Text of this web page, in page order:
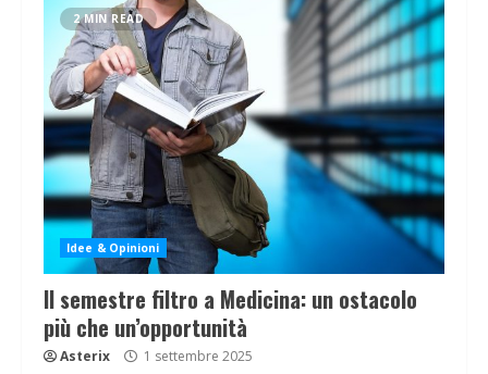
2 MIN READ
Idee & Opinioni
Il semestre filtro a Medicina: un ostacolo
più che un’opportunità
Asterix 1 settembre 2025